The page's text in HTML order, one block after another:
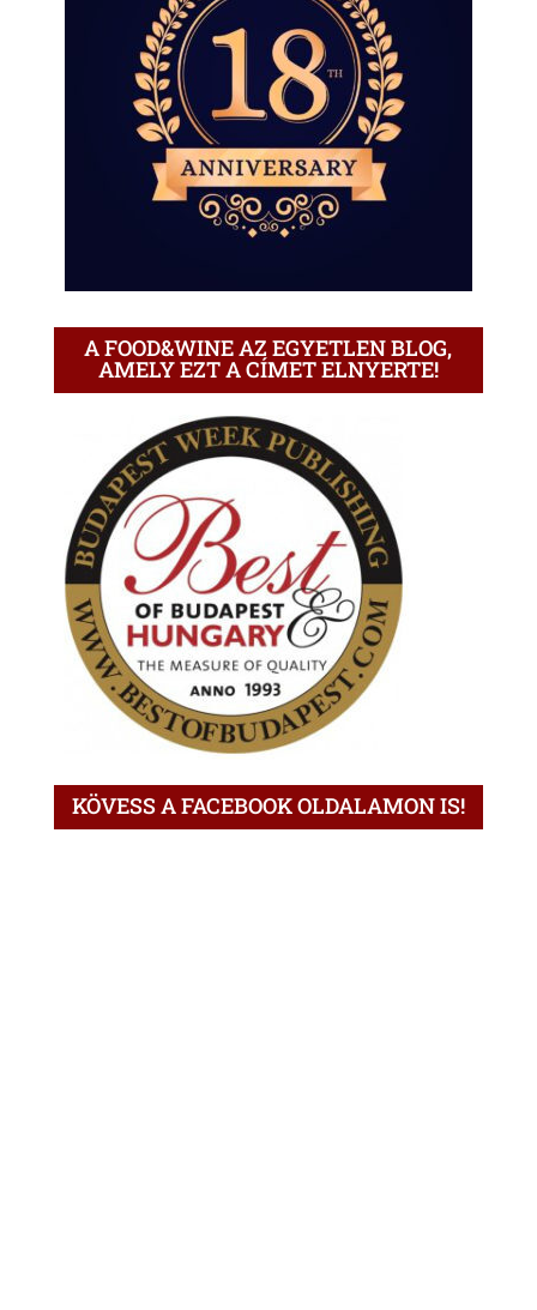
A FOOD&WINE AZ EGYETLEN BLOG,
AMELY EZT A CÍMET ELNYERTE!
KÖVESS A FACEBOOK OLDALAMON IS!